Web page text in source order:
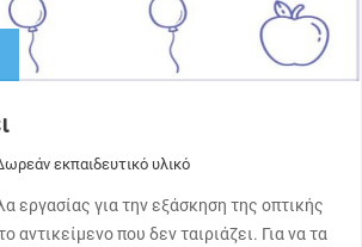
εκπαιδευτικό υλικό
εργασίας για την εξάσκηση της οπτικής
αντικείμενο που δεν ταιριάζει. Για να τα